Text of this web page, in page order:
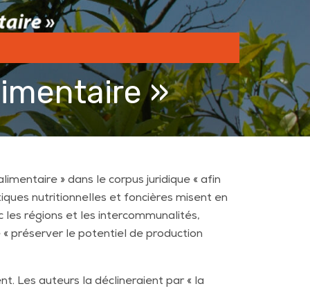
»
» dans le corpus juridique « afin
nutritionnelles et foncières misent en
les régions et les intercommunalités,
« préserver le potentiel de production
Les auteurs la déclineraient par « la